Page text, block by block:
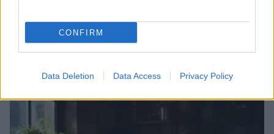
CONFIRM
Data Deletion Data Access Privacy Policy
Guida step-by-step per un’immagine pubblica
credibile e glam